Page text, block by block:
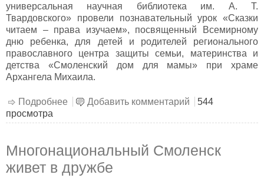
универсальная научная библиотека им. А. Т.
Твардовского» провели познавательный урок «Сказки
читаем – права изучаем», посвященный Всемирному
дню ребенка, для детей и родителей регионального
православного центра защиты семьи, материнства и
детства «Смоленский дом для мамы» при храме
Архангела Михаила.
Подробнее о «Сказки читаем – права изучаем»
Добавить комментарий
544
просмотра
Многонациональный Смоленск
живет в дружбе